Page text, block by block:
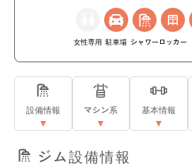
女性専用 駐車場 シャワー ロッカー
設備情報 マシン系 基本情報
ジム設備情報